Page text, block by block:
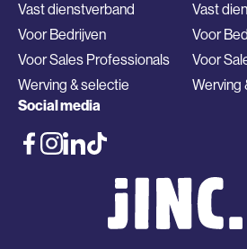
Vast dienstverband
Voor Bedrijven
Voor Sales Professionals
Werving & selectie
Vast
Voor
Voor
Werving
Social media